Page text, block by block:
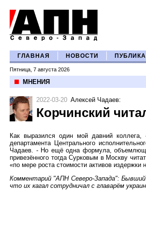
ГЛАВНАЯ НОВОСТИ
Пятница, 7 августа 2026
МНЕНИЯ
2022-03-20 Алексей Чадаев:
Корчинский
Как выразился один мой давний
департамента Центрального
Чадаев. - Но ещё одна формула,
привезённого тогда Сурковым в Москву
«по мере роста стоимости активов издержки
Комментарий "АПН Северо-Запада": Бывший
что их кагал сотрудничал с главарём